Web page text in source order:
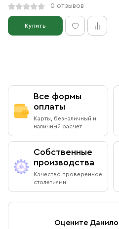
0 отзывов
Купить
Все формы
оплаты
Карты, безналичный и
наличный расчет
Собственные
производства
Качество проверенное
столетиями
Оцените